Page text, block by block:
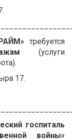
требуется
(услуги
17.
госпиталь
войны»